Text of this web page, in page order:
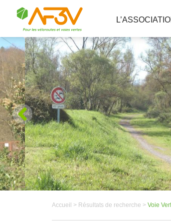
Accueil > Résultats de recherche > Voie